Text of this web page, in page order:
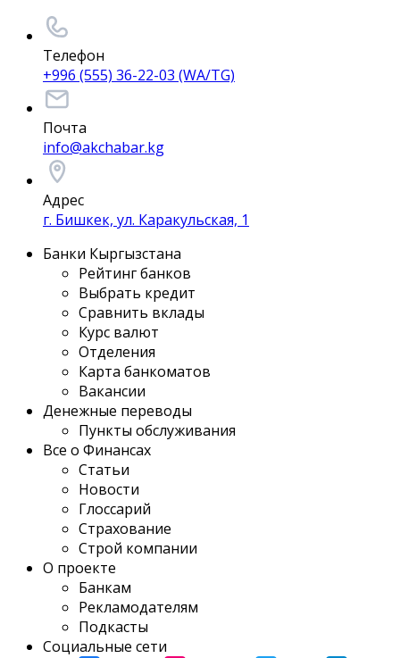
Телефон
+996 (555) 36-22-03 (WA/TG)
Почта
info@akchabar.kg
Адрес
г. Бишкек, ул. Каракульская, 1
Банки Кыргызстана
Рейтинг банков
Выбрать кредит
Сравнить вклады
Курс валют
Отделения
Карта банкоматов
Вакансии
Денежные переводы
Пункты обслуживания
Все о Финансах
Статьи
Новости
Глоссарий
Страхование
Строй компании
О проекте
Банкам
Рекламодателям
Подкасты
Социальные сети